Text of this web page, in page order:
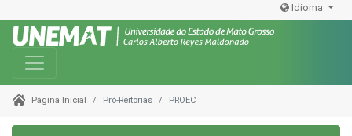
Idioma
Toggle navigation
Página Inicial Pró-Reitorias PROEC